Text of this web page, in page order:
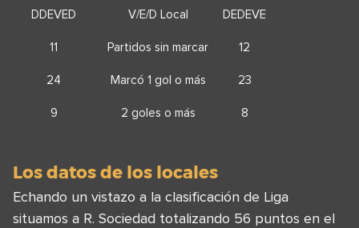
DDEVED V/E/D Local DEDEVE
11 Partidos sin marcar 12
24 Marcó 1 gol o más 23
9 2 goles o más 8
Los datos de los locales
Echando un vistazo a la clasificación de Liga
situamos a R. Sociedad totalizando 56 puntos en el